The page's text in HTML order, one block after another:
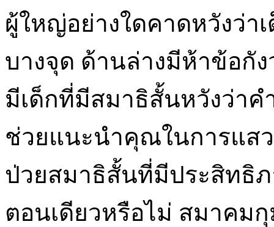
ผู้ใหญ่อย่างใดคาดหวังว่า
บางจุด ด้านล่างมีห้าข้อกั
มีเด็กที่มีสมาธิสั้นหวังว่า
ช่วยแนะนำคุณในการแส
ป่วยสมาธิสั้นที่มีประสิทธิ
ตอนเดียวหรือไม่ สมาคม